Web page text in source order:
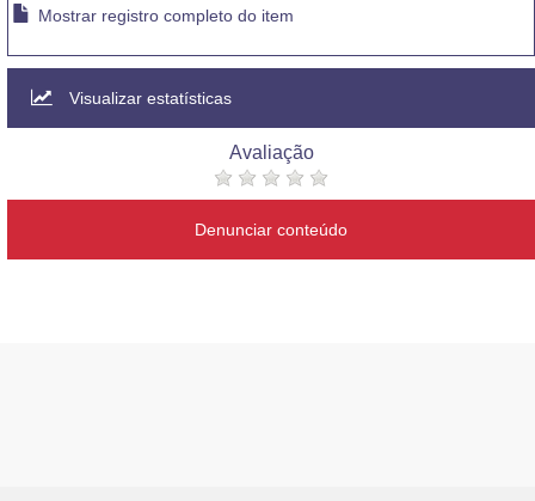
Mostrar registro completo do item
Visualizar estatísticas
Avaliação
Denunciar conteúdo